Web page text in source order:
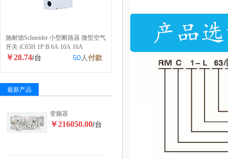
施耐德Schneider 小型断路器 微型空气
开关 iC65H 1P B 6A 10A 16A
￥28.74/台 50人付款
最新产品
变频器
￥216050.00/台